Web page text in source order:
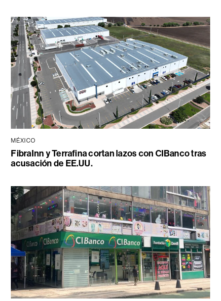
MÉXICO
FibraInn y Terrafina cortan lazos con CIBanco tras
acusación de EE.UU.